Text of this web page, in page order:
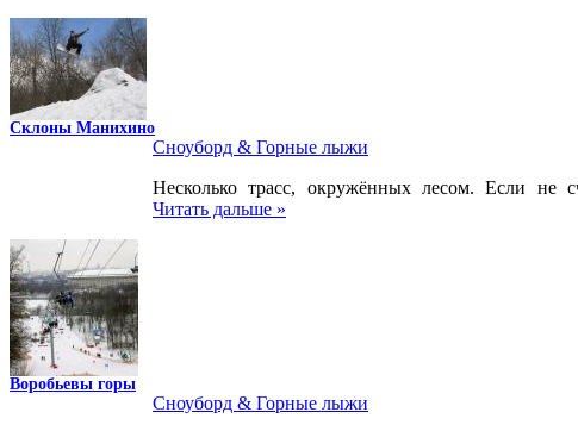
Склоны Манихино
Сноуборд & Горные лыжи
Несколько трасс, окружённых лесом. Если не
Читать дальше »
Воробьевы горы
Сноуборд & Горные лыжи